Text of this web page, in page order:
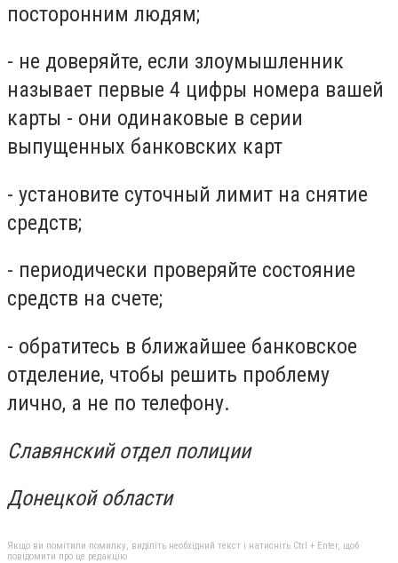
посторонним людям;
- не доверяйте, если злоумышленник
называет первые 4 цифры номера вашей
карты - они одинаковые в серии
выпущенных банковских карт
- установите суточный лимит на снятие
средств;
- периодически проверяйте состояние
средств на счете;
- обратитесь в ближайшее банковское
отделение, чтобы решить проблему
лично, а не по телефону.
Славянский отдел полиции
Донецкой области
Якщо ви помітили помилку, виділіть необхідний текст і натисніть Ctrl + Enter, щоб
повідомити про це редакцію